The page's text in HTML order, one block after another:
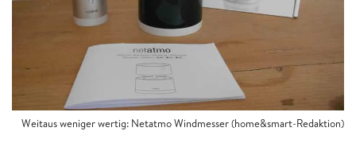
Weitaus weniger wertig: Netatmo Windmesser (home&smart-Redaktion)